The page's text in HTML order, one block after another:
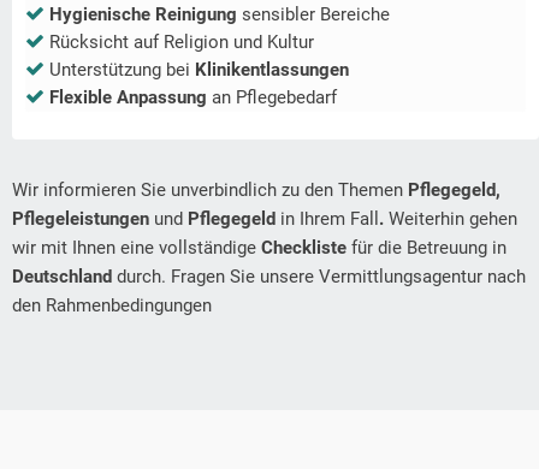
Hygienische Reinigung sensibler Bereiche
Rücksicht auf Religion und Kultur
Unterstützung bei Klinikentlassungen
Flexible Anpassung an Pflegebedarf
Wir informieren Sie unverbindlich zu den Themen Pflegegeld,
Pflegeleistungen und Pflegegeld in Ihrem Fall . Weiterhin gehen
wir mit Ihnen eine vollständige Checkliste für die Betreuung in
Deutschland durch. Fragen Sie unsere Vermittlungsagentur nach
den Rahmenbedingungen